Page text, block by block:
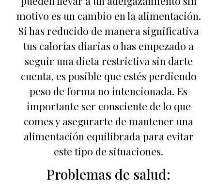
motivo es un cambio en la alimentación.
Si has reducido de manera significativa
tus calorías diarias o has empezado a
seguir una dieta restrictiva sin darte
cuenta, es posible que estés perdiendo
peso de forma no intencionada. Es
importante ser consciente de lo que
comes y asegurarte de mantener una
alimentación equilibrada para evitar
este tipo de situaciones.
Problemas de salud: